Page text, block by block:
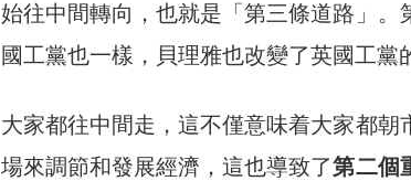
始往中間轉向，也就是「第三條道路」
國工黨也一樣，貝理雅也改變了英國工黨
大家都往中間走，這不僅意味着大家都
場來調節和發展經濟，這也導致了第二個